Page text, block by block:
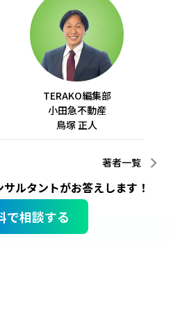
TERAKO編集部
小田急不動産
鳥塚 正人
著者一覧
ルタントがお答えします！
で相談する